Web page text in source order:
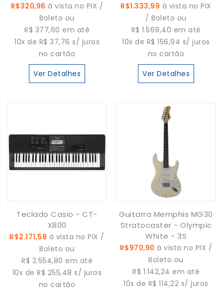
R$320,96 à vista no PIX /
Boleto ou
R$ 377,60 em até
10x de R$ 37,76 s/ juros
no cartão
Ver Detalhes
R$1.333,99 à vista no PIX
/ Boleto ou
R$ 1.569,40 em até
10x de R$ 156,94 s/ juros
no cartão
Ver Detalhes
Teclado Casio - CT-
X800
R$2.171,58 à vista no PIX /
Boleto ou
R$ 2.554,80 em até
10x de R$ 255,48 s/ juros
no cartão
Guitarra Memphis MG30
Stratocaster - Olympic
White - 3S
R$970,90 à vista no PIX /
Boleto ou
R$ 1.142,24 em até
10x de R$ 114,22 s/ juros